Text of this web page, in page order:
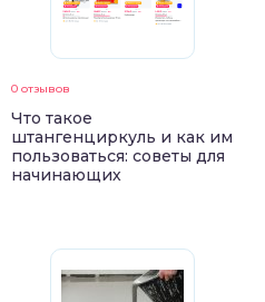
0 отзывов
Что такое
штангенциркуль и как им
пользоваться: советы для
начинающих